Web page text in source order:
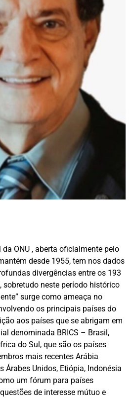
da ONU , aberta oficialmente pelo
desde 1955, tem nos dados
divergências entre os 193
sobretudo neste período histórico
surge como ameaça no
os principais países do
aos países que se abrigam em
denominada BRICS – Brasil,
do Sul , que são os países
mais recentes Arábia
Árabes Unidos, Etiópia, Indonésia
um fórum para países
de interesse mútuo e